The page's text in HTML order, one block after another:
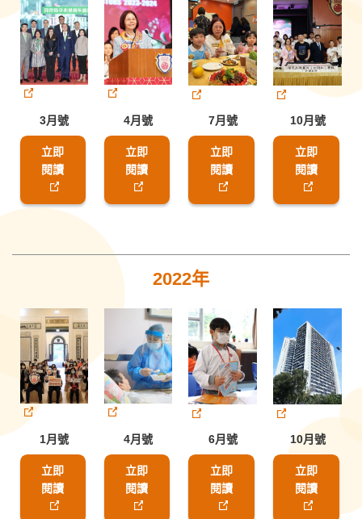
3月號
立即
閱讀
4月號
立即
閱讀
7月號
立即
閱讀
10月號
立即
閱讀
2022年
1月號
立即
閱讀
4月號
立即
閱讀
6月號
立即
閱讀
10月號
立即
閱讀